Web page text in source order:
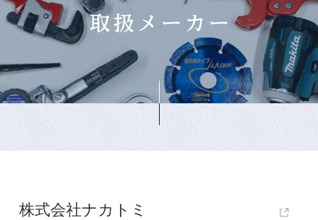
株式会社ナカトミ